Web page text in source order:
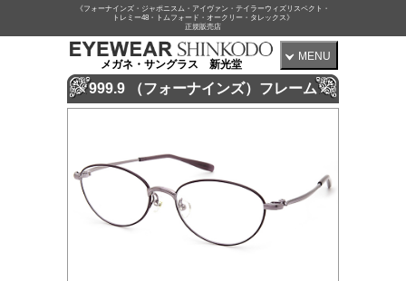
《フォーナインズ・ジャポニスム・アイヴァン・テイラーウィズリスペクト・
トレミー48・トムフォード・オークリー・タレックス》
正規販売店
メガネ・サングラス 新光堂
MENU
999.9 （フォーナインズ）フレーム